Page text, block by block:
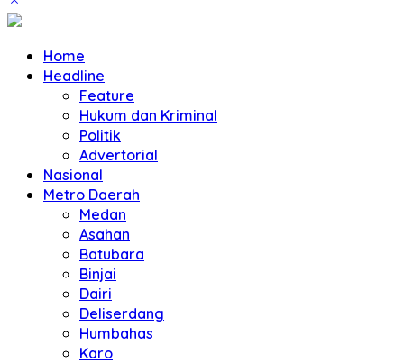
Home
Headline
Feature
Hukum dan Kriminal
Politik
Advertorial
Nasional
Metro Daerah
Medan
Asahan
Batubara
Binjai
Dairi
Deliserdang
Humbahas
Karo